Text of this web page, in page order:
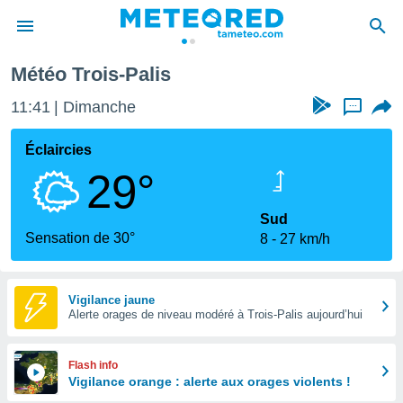
de
Météo Trois-Palis
11:41 Dimanche ...
Éclaircies
29°
Sensation de 30°
Sud
8
27 km/h
Vigilance jaune
Alerte orages de niveau modéré à Trois-Palis aujourd’hui
Flash info
Vigilance orange : alerte aux orages violents !